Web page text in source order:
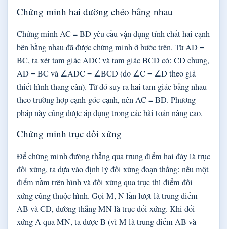
Chứng minh hai đường chéo bằng nhau
Chứng minh AC = BD yêu cầu vận dụng tính chất hai cạnh
bên bằng nhau đã được chứng minh ở bước trên. Từ AD =
BC, ta xét tam giác ADC và tam giác BCD có: CD chung,
AD = BC và ∠ADC = ∠BCD (do ∠C = ∠D theo giả
thiết hình thang cân). Từ đó suy ra hai tam giác bằng nhau
theo trường hợp cạnh-góc-cạnh, nên AC = BD. Phương
pháp này cũng được áp dụng trong các bài toán nâng cao.
Chứng minh trục đối xứng
Để chứng minh đường thẳng qua trung điểm hai đáy là trục
đối xứng, ta dựa vào định lý đối xứng đoạn thẳng: nếu một
điểm nằm trên hình và đối xứng qua trục thì điểm đối
xứng cũng thuộc hình. Gọi M, N lần lượt là trung điểm
AB và CD, đường thẳng MN là trục đối xứng. Khi đối
xứng A qua MN, ta được B (vì M là trung điểm AB và